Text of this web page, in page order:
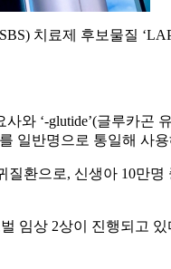
치료제 후보물질
와 ‘-glutide’(글루카
일반명으로 통일해 사
환으로, 신생아 10만
임상 2상이 진행되고